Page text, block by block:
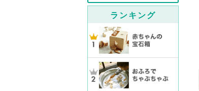
ランキング